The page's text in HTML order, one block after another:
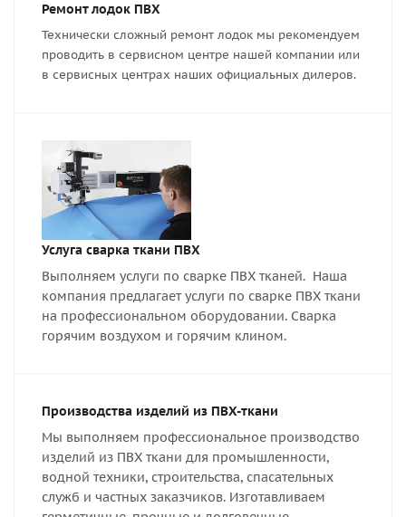
Ремонт лодок ПВХ
Технически сложный ремонт лодок мы рекомендуем
проводить в сервисном центре нашей компании или
в сервисных центрах наших официальных дилеров.
Услуга сварка ткани ПВХ
Выполняем услуги по сварке ПВХ тканей. Наша
компания предлагает услуги по сварке ПВХ ткани
на профессиональном оборудовании. Сварка
горячим воздухом и горячим клином.
Производства изделий из ПВХ-ткани
Мы выполняем профессиональное производство
изделий из ПВХ ткани для промышленности,
водной техники, строительства, спасательных
служб и частных заказчиков. Изготавливаем